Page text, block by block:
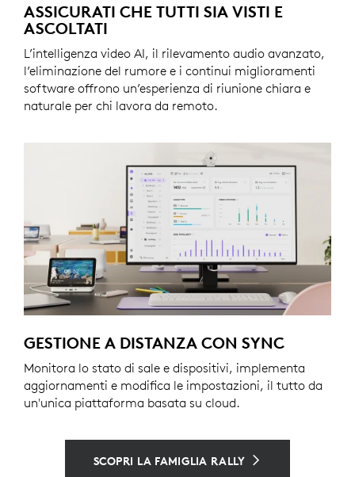
ASSICURATI CHE TUTTI SIA VISTI E
ASCOLTATI
L’intelligenza video AI, il rilevamento audio avanzato,
l’eliminazione del rumore e i continui miglioramenti
software offrono un’esperienza di riunione chiara e
naturale per chi lavora da remoto.
GESTIONE A DISTANZA CON SYNC
Monitora lo stato di sale e dispositivi, implementa
aggiornamenti e modifica le impostazioni, il tutto da
un'unica piattaforma basata su cloud.
SCOPRI LA FAMIGLIA RALLY